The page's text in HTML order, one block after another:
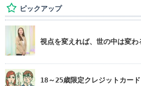
ピックアップ
視点を変えれば、世の中は変
18～25歳限定クレジットカー